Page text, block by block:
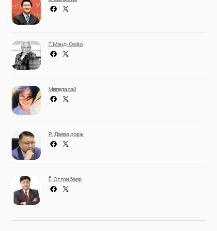
Г. Мэнд-Ооёо
Мөнгөндалай
Р. Даваадорж
Ё. Отгонбаяр